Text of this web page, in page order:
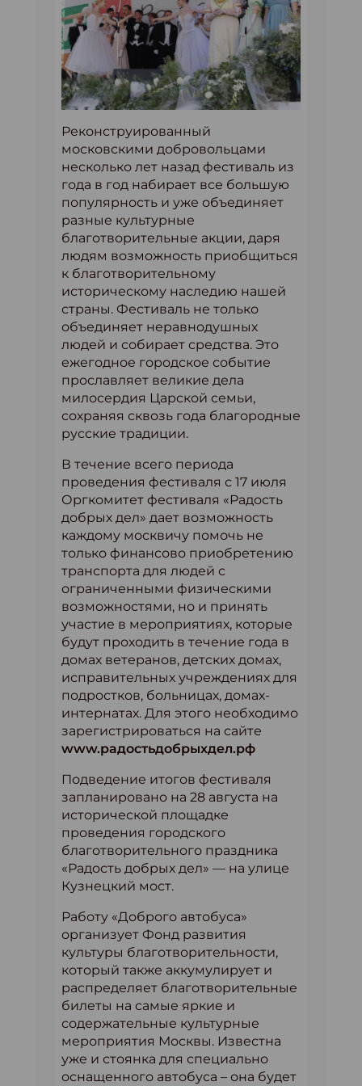
Реконструированный
московскими добровольцами
несколько лет назад фестиваль из
года в год набирает все большую
популярность и уже объединяет
разные культурные
благотворительные акции, даря
людям возможность приобщиться
к благотворительному
историческому наследию нашей
страны. Фестиваль не только
объединяет неравнодушных
людей и собирает средства. Это
ежегодное городское событие
прославляет великие дела
милосердия Царской семьи,
сохраняя сквозь года благородные
русские традиции.
В течение всего периода
проведения фестиваля с 17 июля
Оргкомитет фестиваля «Радость
добрых дел» дает возможность
каждому москвичу помочь не
только финансово приобретению
транспорта для людей с
ограниченными физическими
возможностями, но и принять
участие в мероприятиях, которые
будут проходить в течение года в
домах ветеранов, детских домах,
исправительных учреждениях для
подростков, больницах, домах-
интернатах. Для этого необходимо
зарегистрироваться на сайте
www.радостьдобрыхдел.рф
Подведение итогов фестиваля
запланировано на 28 августа на
исторической площадке
проведения городского
благотворительного праздника
«Радость добрых дел» — на улице
Кузнецкий мост.
Работу «Доброго автобуса»
организует Фонд развития
культуры благотворительности,
который также аккумулирует и
распределяет благотворительные
билеты на самые яркие и
содержательные культурные
мероприятия Москвы. Известна
уже и стоянка для специально
оснащенного автобуса – она будет